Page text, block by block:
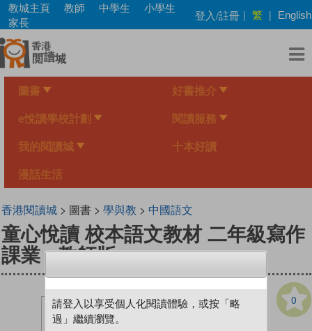
Skip
main
content
教城主頁 教師 中學生
小學生
家長
登入/註冊 | 繁 | English
圖書 好書推介
e悅讀學校計劃 閱讀服務
我的閱讀城 十本好讀
漫話生活
香港閱讀城> 圖書 > 學與教 > 中國語文
童心悅讀 校本語文教材 二年級寫作
課業 - 教師版
0
請登入以享受個人化閱讀體驗，或按「略
過」繼續瀏覽。